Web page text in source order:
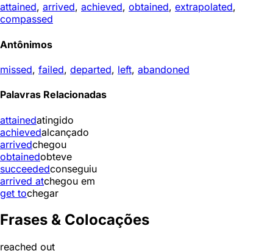
attained, arrived, achieved, obtained, extrapolated,
compassed
Antônimos
missed, failed, departed, left, abandoned
Palavras Relacionadas
attainedatingido
achievedalcançado
arrivedchegou
obtainedobteve
succeededconseguiu
arrived atchegou em
get tochegar
Frases & Colocações
reached out